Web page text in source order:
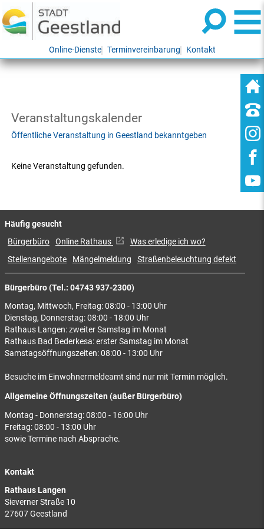
Online-Dienste Terminvereinbarung Kontakt
Veranstaltungskalender
Öffentliche Veranstaltung in Geestland bekanntgeben
Keine Veranstaltung gefunden.
Bürgerbüro (Tel.: 04743 937-2300)
Montag, Mittwoch, Freitag: 08:00 - 13:00 Uhr
Dienstag, Donnerstag: 08:00 - 18:00 Uhr
Rathaus Langen: zweiter Samstag im Monat
Rathaus Bad Bederkesa: erster Samstag im Monat
Samstagsöffnungszeiten: 08:00 - 13:00 Uhr
Besuche im Einwohnermeldeamt sind nur mit Termin möglich.
Allgemeine Öffnungszeiten (außer Bürgerbüro)
Montag - Donnerstag: 08:00 - 16:00 Uhr
Freitag: 08:00 - 13:00 Uhr
sowie Termine nach Absprache.
Kontakt
Rathaus Langen
Sieverner Straße 10
27607 Geestland
Häufig gesucht
Bürgerbüro Online Rathaus
Was erledige ich wo?
Stellenangebote
Mängelmeldung Straßenbeleuchtung defekt